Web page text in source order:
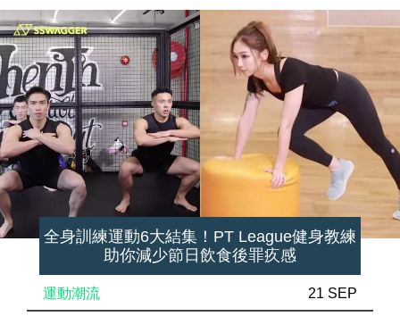
全身訓練運動6大結集！PT League健身教練
助你減少節日飲食後罪疚感
運動潮流 21 SEP